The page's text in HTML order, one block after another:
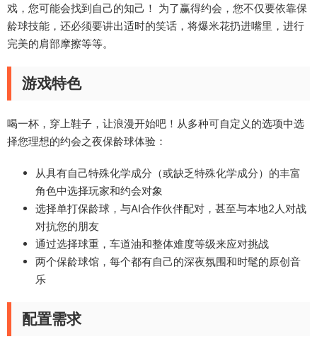
戏，您可能会找到自己的知己！ 为了赢得约会，您不仅要依靠保
龄球技能，还必须要讲出适时的笑话，将爆米花扔进嘴里，进行
完美的肩部摩擦等等。
游戏特色
喝一杯，穿上鞋子，让浪漫开始吧！从多种可自定义的选项中选
择您理想的约会之夜保龄球体验：
从具有自己特殊化学成分（或缺乏特殊化学成分）的丰富
角色中选择玩家和约会对象
选择单打保龄球，与AI合作伙伴配对，甚至与本地2人对战
对抗您的朋友
通过选择球重，车道油和整体难度等级来应对挑战
两个保龄球馆，每个都有自己的深夜氛围和时髦的原创音
乐
配置需求